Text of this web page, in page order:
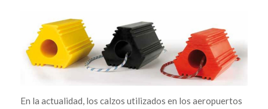
En la actualidad, los calzos utilizados en los aeropuertos